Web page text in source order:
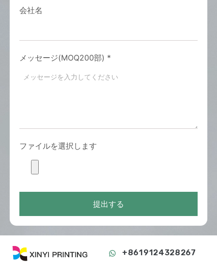
会社名
メッセージ(MOQ200部) *
ファイルを選択します
提出する
+8619124328267